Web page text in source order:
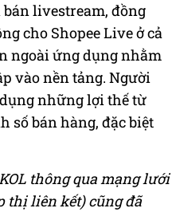
livestream, đồng
cho Shopee Live ở cả
ngoài ứng dụng nhằm
vào nền tảng. Người
những lợi thế từ
số bán hàng, đặc biệt
thông qua mạng lưới
thị liên kết) cũng đã